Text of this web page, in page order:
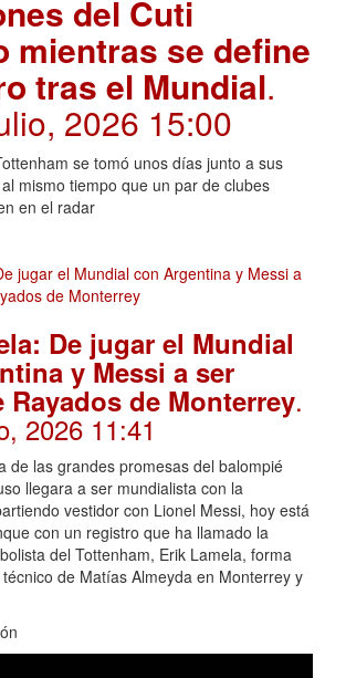
del Cuti
mientras se define
tras el Mundial.
2026 15:00
se tomó unos días junto a sus
mismo tiempo que un par de clubes
en el radar
De jugar el Mundial
y Messi a ser
de Monterrey.
2026 11:41
de las grandes promesas del balompié
llegara a ser mundialista con la
vestidor con Lionel Messi, hoy está
con un registro que ha llamado la
del Tottenham, Erik Lamela, forma
de Matías Almeyda en Monterrey y